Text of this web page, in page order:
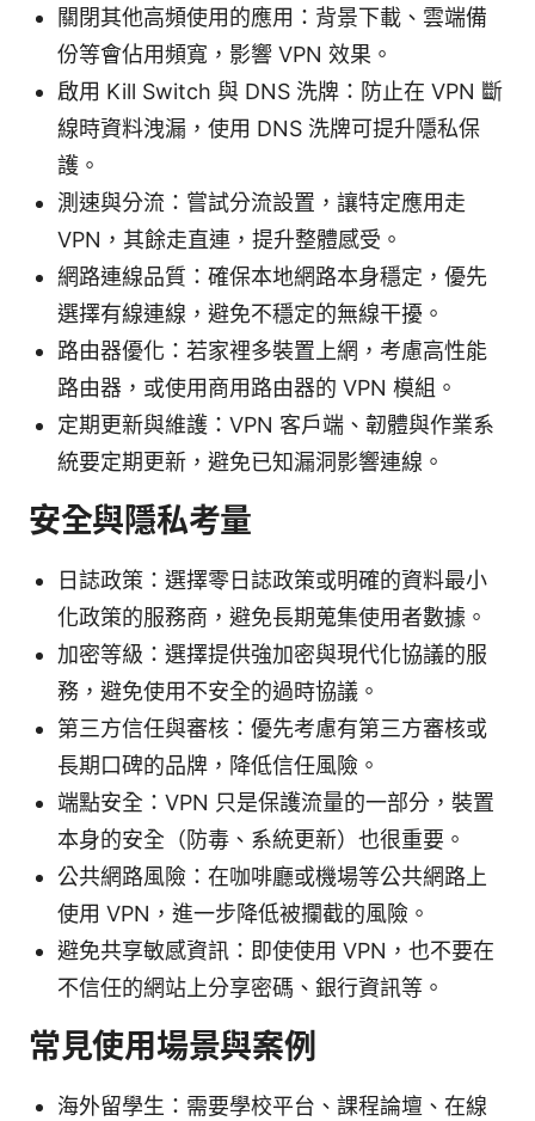
關閉其他高頻使用的應用：背景下載、雲端備
份等會佔用頻寬，影響 VPN 效果。
啟用 Kill Switch 與 DNS 洗牌：防止在 VPN 斷
線時資料洩漏，使用 DNS 洗牌可提升隱私保
護。
測速與分流：嘗試分流設置，讓特定應用走
VPN，其餘走直連，提升整體感受。
網路連線品質：確保本地網路本身穩定，優先
選擇有線連線，避免不穩定的無線干擾。
路由器優化：若家裡多裝置上網，考慮高性能
路由器，或使用商用路由器的 VPN 模組。
定期更新與維護：VPN 客戶端、韌體與作業系
統要定期更新，避免已知漏洞影響連線。
安全與隱私考量
日誌政策：選擇零日誌政策或明確的資料最小
化政策的服務商，避免長期蒐集使用者數據。
加密等級：選擇提供強加密與現代化協議的服
務，避免使用不安全的過時協議。
第三方信任與審核：優先考慮有第三方審核或
長期口碑的品牌，降低信任風險。
端點安全：VPN 只是保護流量的一部分，裝置
本身的安全（防毒、系統更新）也很重要。
公共網路風險：在咖啡廳或機場等公共網路上
使用 VPN，進一步降低被攔截的風險。
避免共享敏感資訊：即使使用 VPN，也不要在
不信任的網站上分享密碼、銀行資訊等。
常見使用場景與案例
海外留學生：需要學校平台、課程論壇、在線